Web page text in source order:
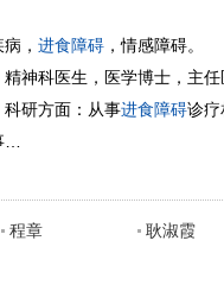
， 进食障碍 ，情感障碍。
精神科医生，医学博士，主
科研方面：从事进食障碍诊疗
程章 耿淑霞